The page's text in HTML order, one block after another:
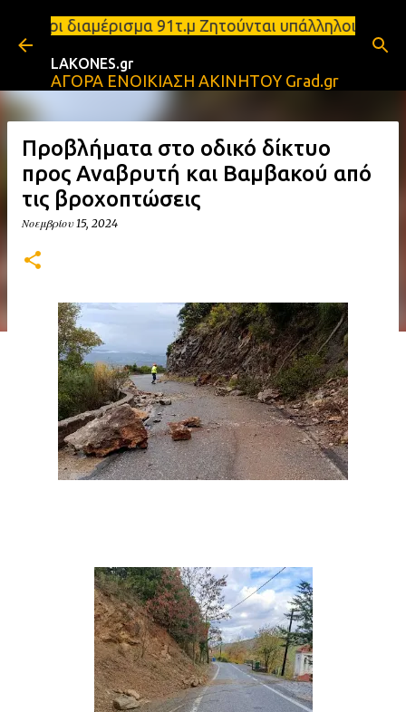
Μετάβαση στο κύριο περιεχόμενο
91τ.μ Ζητούνται
LAKONES.gr
ΑΓΟΡΑ ΕΝΟΙΚΙΑΣΗ ΑΚΙΝΗΤΟΥ Grad.gr
Προβλήματα στο οδικό δίκτυο
προς Αναβρυτή και Βαμβακού από
τις βροχοπτώσεις
Νοεμβρίου 15, 2024